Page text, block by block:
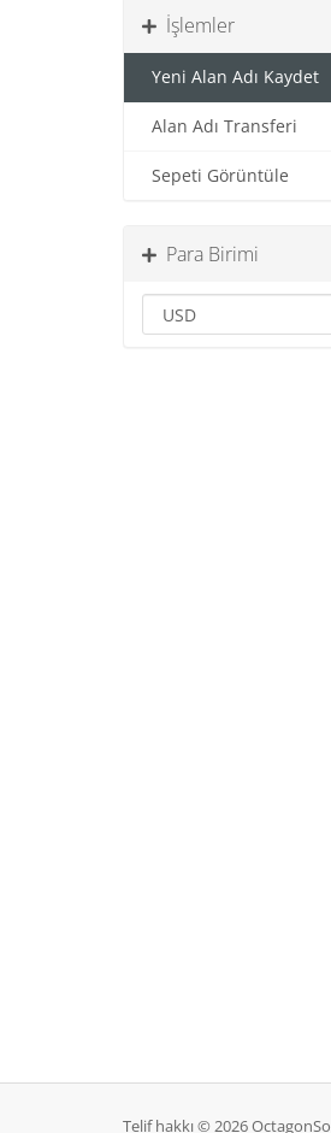
İşlemler
Yeni Alan Adı Kaydet
Alan Adı Transferi
Sepeti Görüntüle
Para Birimi
Telif hakkı © 2026